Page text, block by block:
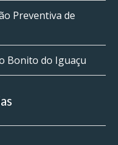
Preventiva de
Bonito do Iguaçu